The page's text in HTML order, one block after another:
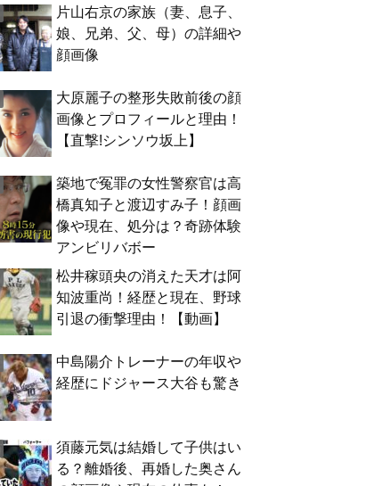
片山右京の家族（妻、息子、
娘、兄弟、父、母）の詳細や
顔画像
大原麗子の整形失敗前後の顔
画像とプロフィールと理由！
【直撃!シンソウ坂上】
築地で冤罪の女性警察官は高
橋真知子と渡辺すみ子！顔画
像や現在、処分は？奇跡体験
アンビリバボー
松井稼頭央の消えた天才は阿
知波重尚！経歴と現在、野球
引退の衝撃理由！【動画】
中島陽介トレーナーの年収や
経歴にドジャース大谷も驚き
須藤元気は結婚して子供はい
る？離婚後、再婚した奥さん